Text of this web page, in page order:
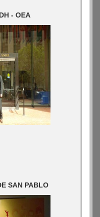
- OEA
SAN PABLO